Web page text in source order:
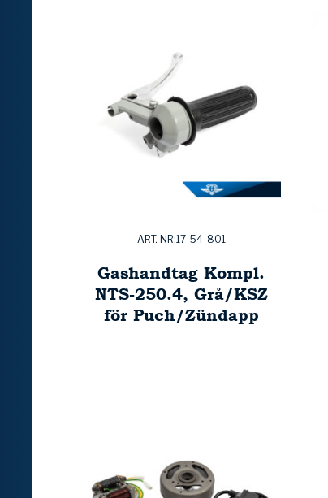
ART. NR:17-54-801
Gashandtag Kompl.
NTS-250.4, Grå/KSZ
för Puch/Zündapp